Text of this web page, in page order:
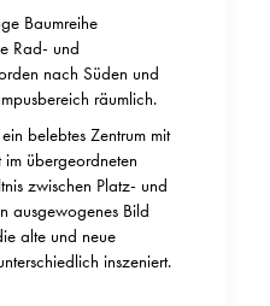
Baumreihe
Rad- und
nach Süden und
räumlich.
belebtes Zentrum mit
übergeordneten
zwischen Platz- und
ausgewogenes Bild
alte und neue
inszeniert.